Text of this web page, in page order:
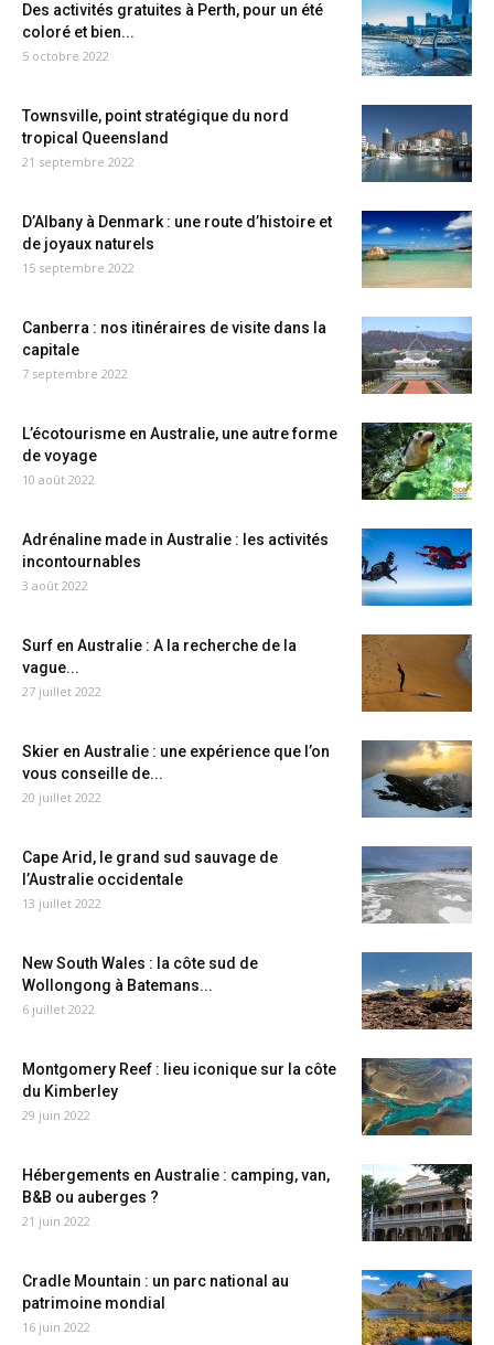
Des activités gratuites à Perth, pour un été
coloré et bien...
5 octobre 2022
Townsville, point stratégique du nord
tropical Queensland
21 septembre 2022
D’Albany à Denmark : une route d’histoire et
de joyaux naturels
15 septembre 2022
Canberra : nos itinéraires de visite dans la
capitale
7 septembre 2022
L’écotourisme en Australie, une autre forme
de voyage
10 août 2022
Adrénaline made in Australie : les activités
incontournables
3 août 2022
Surf en Australie : A la recherche de la
vague...
27 juillet 2022
Skier en Australie : une expérience que l’on
vous conseille de...
20 juillet 2022
Cape Arid, le grand sud sauvage de
l’Australie occidentale
13 juillet 2022
New South Wales : la côte sud de
Wollongong à Batemans...
6 juillet 2022
Montgomery Reef : lieu iconique sur la côte
du Kimberley
29 juin 2022
Hébergements en Australie : camping, van,
B&B ou auberges ?
21 juin 2022
Cradle Mountain : un parc national au
patrimoine mondial
16 juin 2022